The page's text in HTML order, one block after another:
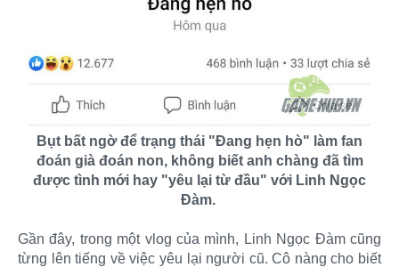
Bụt bất ngờ để trạng thái "Đang hẹn hò" làm fan
đoán già đoán non, không biết anh chàng đã tìm
được tình mới hay "yêu lại từ đầu" với Linh Ngọc
Đàm.
Gần đây, trong một vlog của mình, Linh Ngọc Đàm cũng
từng lên tiếng về việc yêu lại người cũ. Cô nàng cho biết